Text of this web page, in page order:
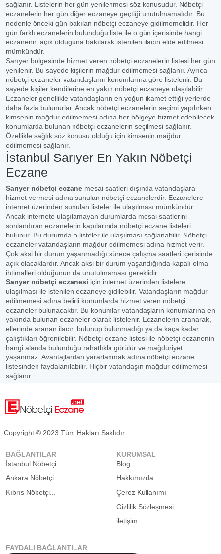
sağlanır. Listelerin her gün yenilenmesi söz konusudur. Nöbetçi
eczanelerin her gün diğer eczaneye geçtiği unutulmamalıdır. Bu
nedenle önceki gün bakılan nöbetçi eczaneye gidilmemelidir. Her
gün farklı eczanelerin bulunduğu liste ile o gün içerisinde hangi
eczanenin açık olduğuna bakılarak istenilen ilacın elde edilmesi
mümkündür.
Sarıyer bölgesinde hizmet veren nöbetçi eczanelerin listesi her gün
yenilenir. Bu sayede kişilerin mağdur edilmemesi sağlanır. Ayrıca
nöbetçi eczaneler vatandaşların konumlarına göre listelenir. Bu
sayede kişiler kendilerine en yakın nöbetçi eczaneye ulaşılabilir.
Eczaneler genellikle vatandaşların en yoğun ikamet ettiği yerlerde
daha fazla bulunurlar. Ancak nöbetçi eczanelerin seçimi yapılırken
kimsenin mağdur edilmemesi adına her bölgeye hizmet edebilecek
konumlarda bulunan nöbetçi eczanelerin seçilmesi sağlanır.
Özellikle sağlık söz konusu olduğu için kimsenin mağdur
edilmemesi sağlanır.
İstanbul Sarıyer En Yakın Nöbetçi
Eczane
Sarıyer nöbetçi eczane mesai saatleri dışında vatandaşlara
hizmet vermesi adına sunulan nöbetçi eczanelerdir. Eczanelere
internet üzerinden sunulan listeler ile ulaşılması mümkündür.
Ancak internete ulaşılamayan durumlarda mesai saatlerini
sonlandıran eczanelerin kapılarında nöbetçi eczane listeleri
bulunur. Bu durumda o listeler ile ulaşılması sağlanabilir. Nöbetçi
eczaneler vatandaşların mağdur edilmemesi adına hizmet verir.
Çok aksi bir durum yaşanmadığı sürece çalışma saatleri içerisinde
açık olacaklardır. Ancak aksi bir durum yaşandığında kapalı olma
ihtimalleri olduğunun da unutulmaması gereklidir.
Sarıyer nöbetçi eczanesi için internet üzerinden listelere
ulaşılması ile istenilen eczaneye gidilebilir. Vatandaşların mağdur
edilmemesi adına belirli konumlarda hizmet veren nöbetçi
eczaneler bulunacaktır. Bu konumlar vatandaşların konumlarına en
yakında bulunan eczaneler olarak listelenir. Eczanelerin aranarak,
ellerinde aranan ilacın bulunup bulunmadığı ya da kaça kadar
çalıştıkları öğrenilebilir. Nöbetçi eczane listesi ile nöbetçi eczanenin
hangi alanda bulunduğu rahatlıkla görülür ve mağduriyet
yaşanmaz. Avantajlardan yararlanmak adına nöbetçi eczane
listesinden faydalanılabilir. Hiçbir vatandaşın mağdur edilmemesi
sağlanır.
Copyright © 2023 Tüm Hakları Saklıdır.
BAĞLANTILAR
İstanbul Nöbetçi...
Ankara Nöbetçi...
Kıbrıs Nöbetçi...
KURUMSAL
Blog
Hakkımızda
Çerez Kullanımı
Gizlilik Sözleşmesi
iletişim
FAYDALI BAĞLANTILAR